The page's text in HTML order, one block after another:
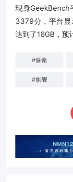
现身GeekBench
3379分，平台显
达到了16GB，预
#像素
#旗舰